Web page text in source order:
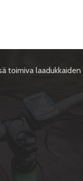
toimiva laadukkaiden